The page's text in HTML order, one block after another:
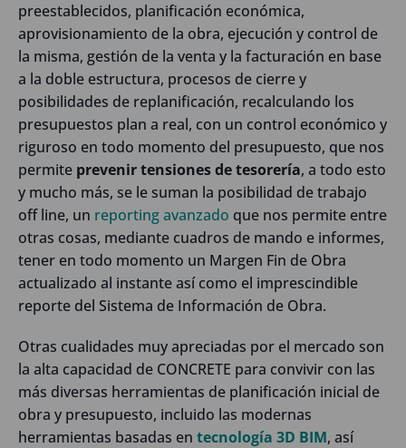
preestablecidos, planificación económica,
aprovisionamiento de la obra, ejecución y control de
la misma, gestión de la venta y la facturación en base
a la doble estructura, procesos de cierre y
posibilidades de replanificación, recalculando los
presupuestos plan a real, con un control económico y
riguroso en todo momento del presupuesto, que nos
permite prevenir tensiones de tesorería, a todo esto
y mucho más, se le suman la posibilidad de trabajo
off line, un reporting avanzado que nos permite entre
otras cosas, mediante cuadros de mando e informes,
tener en todo momento un Margen Fin de Obra
actualizado al instante así como el imprescindible
reporte del Sistema de Información de Obra.
Otras cualidades muy apreciadas por el mercado son
la alta capacidad de CONCRETE para convivir con las
más diversas herramientas de planificación inicial de
obra y presupuesto, incluido las modernas
herramientas basadas en tecnología 3D BIM, así